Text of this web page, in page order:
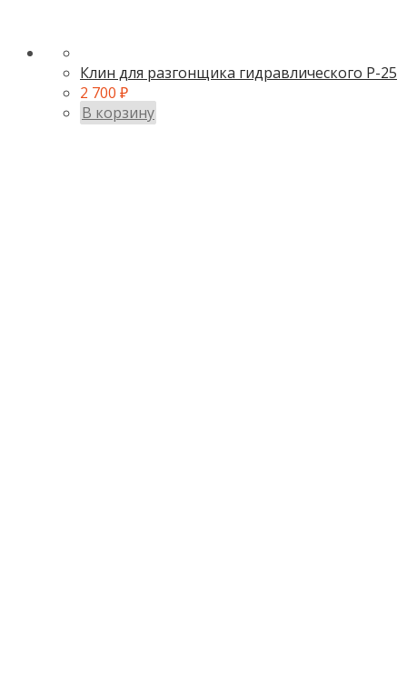
Клин для разгонщика гидравлического Р-25
2 700 ₽
В корзину